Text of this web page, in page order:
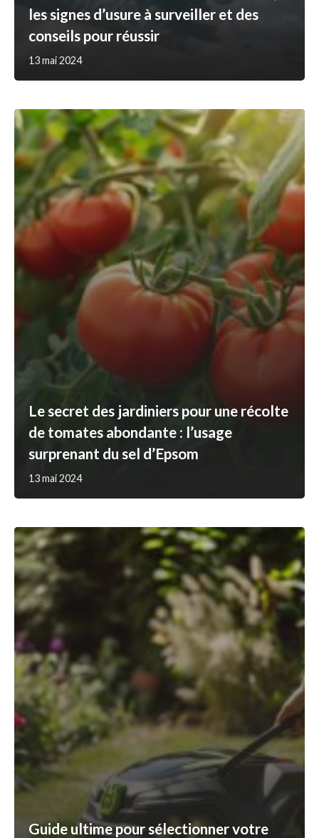
les signes d’usure à surveiller et des
conseils pour réussir
13 mai 2024
Le secret des jardiniers pour une récolte
de tomates abondante : l’usage
surprenant du sel d’Epsom
13 mai 2024
Guide ultime pour sélectionner votre